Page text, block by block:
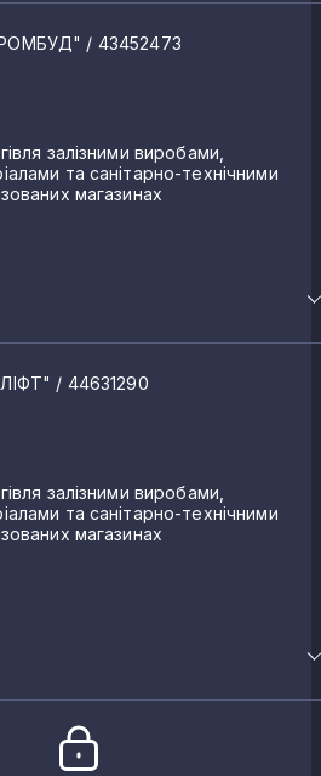
/ 43452473
залізними виробами,
та санітарно-технічними
магазинах
/ 44631290
залізними виробами,
та санітарно-технічними
магазинах